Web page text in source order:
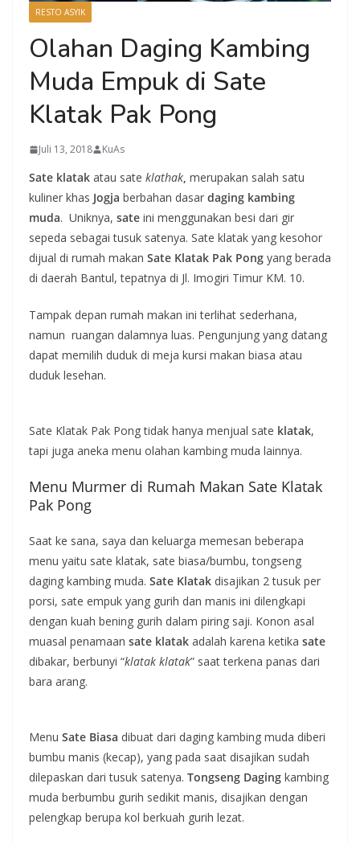
RESTO ASYIK
Olahan Daging Kambing
Muda Empuk di Sate
Klatak Pak Pong
Juli 13, 2018 KuAs
Sate klatak atau sate klathak, merupakan salah satu
kuliner khas Jogja berbahan dasar daging kambing
muda. Uniknya, sate ini menggunakan besi dari gir
sepeda sebagai tusuk satenya. Sate klatak yang kesohor
dijual di rumah makan Sate Klatak Pak Pong yang berada
di daerah Bantul, tepatnya di Jl. Imogiri Timur KM. 10.
Tampak depan rumah makan ini terlihat sederhana,
namun ruangan dalamnya luas. Pengunjung yang datang
dapat memilih duduk di meja kursi makan biasa atau
duduk lesehan.
Sate Klatak Pak Pong tidak hanya menjual sate klatak,
tapi juga aneka menu olahan kambing muda lainnya.
Menu Murmer di Rumah Makan Sate Klatak
Pak Pong
Saat ke sana, saya dan keluarga memesan beberapa
menu yaitu sate klatak, sate biasa/bumbu, tongseng
daging kambing muda. Sate Klatak disajikan 2 tusuk per
porsi, sate empuk yang gurih dan manis ini dilengkapi
dengan kuah bening gurih dalam piring saji. Konon asal
muasal penamaan sate klatak adalah karena ketika sate
dibakar, berbunyi “klatak klatak” saat terkena panas dari
bara arang.
Menu Sate Biasa dibuat dari daging kambing muda diberi
bumbu manis (kecap), yang pada saat disajikan sudah
dilepaskan dari tusuk satenya. Tongseng Daging kambing
muda berbumbu gurih sedikit manis, disajikan dengan
pelengkap berupa kol berkuah gurih lezat.